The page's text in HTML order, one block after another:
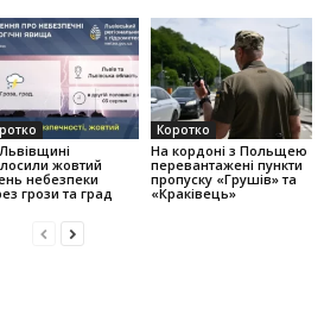
жовтий
небезпеки
грози та град
Коротко
На кордоні з Польщею
перевантажені пункти
пропуску «Грушів» та
«Краківець»